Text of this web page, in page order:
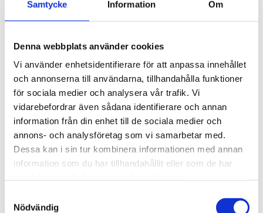
Samtycke Information Om
Denna webbplats använder cookies
Vi använder enhetsidentifierare för att anpassa innehållet
och annonserna till användarna, tillhandahålla funktioner
för sociala medier och analysera vår trafik. Vi
vidarebefordrar även sådana identifierare och annan
information från din enhet till de sociala medier och
annons- och analysföretag som vi samarbetar med.
Dessa kan i sin tur kombinera informationen med annan
information som du har tillhandahållit eller som de har
Nödvändig
3 730,00KR
Antal